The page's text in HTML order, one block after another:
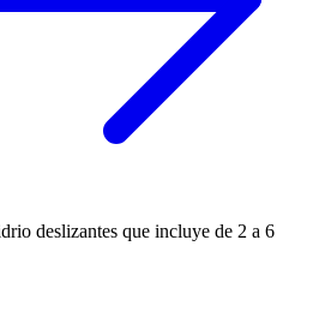
deslizantes que incluye de 2 a 6